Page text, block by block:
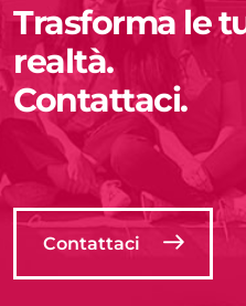
Trasforma le
realtà.
Contattaci.
Contattaci